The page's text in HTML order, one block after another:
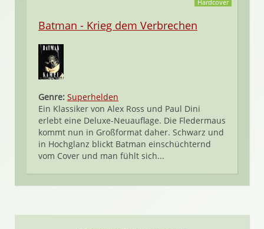
Hardcover
Batman - Krieg dem Verbrechen
Genre: Superhelden
Ein Klassiker von Alex Ross und Paul Dini
erlebt eine Deluxe-Neuauflage. Die Fledermaus
kommt nun in Großformat daher. Schwarz und
in Hochglanz blickt Batman einschüchternd
vom Cover und man fühlt sich...